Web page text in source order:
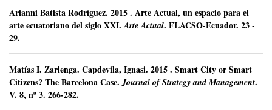
Arianni Batista Rodríguez. 2015. Arte Actual, un espacio para el
arte ecuatoriano del siglo XXI. Arte Actual. FLACSO-Ecuador. 23 -
29.
Matías I. Zarlenga. Capdevila, Ignasi. 2015. Smart City or Smart
Citizens? The Barcelona Case. Journal of Strategy and Management.
V. 8, nº 3. 266-282.